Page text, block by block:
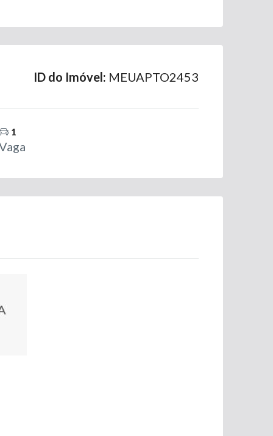
ID do Imóvel: MEUAPTO2453
1